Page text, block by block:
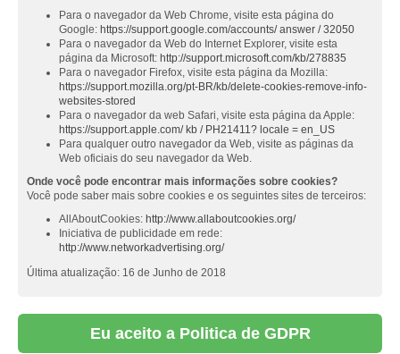
Para o navegador da Web Chrome, visite esta página do
Google: https://support.google.com/accounts/ answer / 32050
Para o navegador da Web do Internet Explorer, visite esta
página da Microsoft: http://support.microsoft.com/kb/278835
Para o navegador Firefox, visite esta página da Mozilla:
https://support.mozilla.org/pt-BR/kb/delete-cookies-remove-info-
websites-stored
Para o navegador da web Safari, visite esta página da Apple:
https://support.apple.com/ kb / PH21411? locale = en_US
Para qualquer outro navegador da Web, visite as páginas da
Web oficiais do seu navegador da Web.
Onde você pode encontrar mais informações sobre cookies?
Você pode saber mais sobre cookies e os seguintes sites de terceiros:
AllAboutCookies: http://www.allaboutcookies.org/
Iniciativa de publicidade em rede:
http://www.networkadvertising.org/
Última atualização: 16 de Junho de 2018